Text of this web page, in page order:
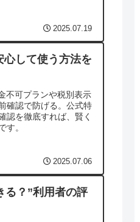
2025.07.19
して使う方法を
不可プランや税別表示
確認で防げる。公式特
認を徹底すれば、賢く
す。
2025.07.06
る？”利用者の評